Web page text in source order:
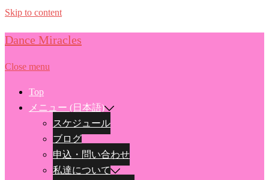
Skip to content
Dance Miracles
Close menu
Top
メニュー (日本語)
スケジュール
ブログ
申込・問い合わせ
私達について